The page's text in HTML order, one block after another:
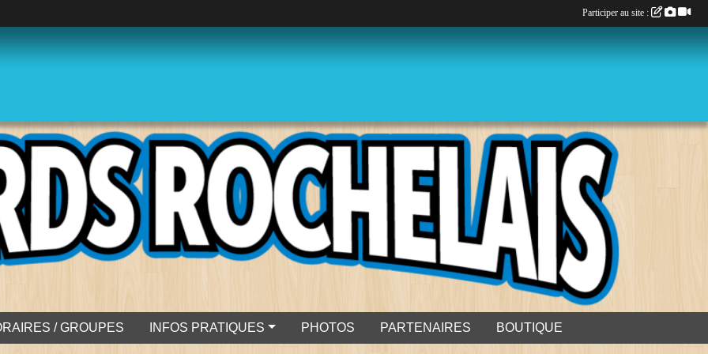
/ GROUPES INFOS PRATIQUES PHOTOS PARTENAIRES BOUTIQUE
Participer au site :